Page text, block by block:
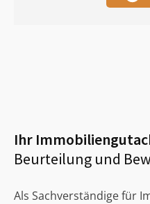
Ihr
Beurteilung und
Als Sachverständige für